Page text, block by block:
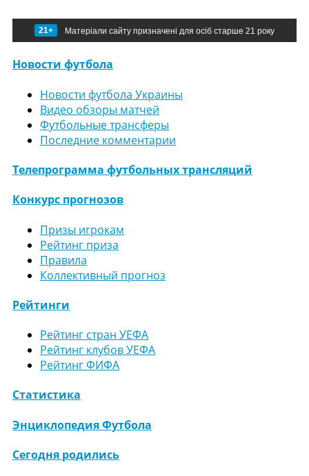
21+ Матеріали сайту призначені для осіб старше 21 року
Новости футбола
Новости футбола Украины
Видео обзоры матчей
Футбольные трансферы
Последние комментарии
Телепрограмма футбольных трансляций
Конкурс прогнозов
Призы игрокам
Рейтинг приза
Правила
Коллективный прогноз
Рейтинги
Рейтинг стран УЕФА
Рейтинг клубов УЕФА
Рейтинг ФИФА
Статистика
Энциклопедия Футбола
Сегодня родились